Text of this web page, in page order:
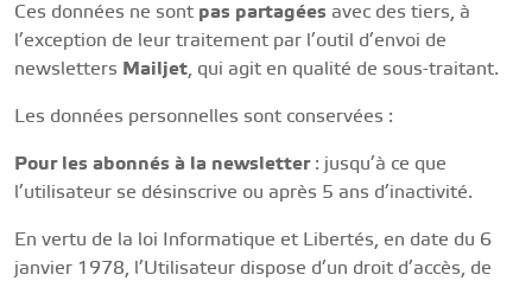
Ces données ne sont pas partagées avec des tiers, à
l’exception de leur traitement par l’outil d’envoi de
newsletters Mailjet, qui agit en qualité de sous-traitant.
Les données personnelles sont conservées :
Pour les abonnés à la newsletter: jusqu’à ce que
l’utilisateur se désinscrive ou après 5 ans d’inactivité.
En vertu de la loi Informatique et Libertés, en date du 6
janvier 1978, l’Utilisateur dispose d’un droit d’accès, de